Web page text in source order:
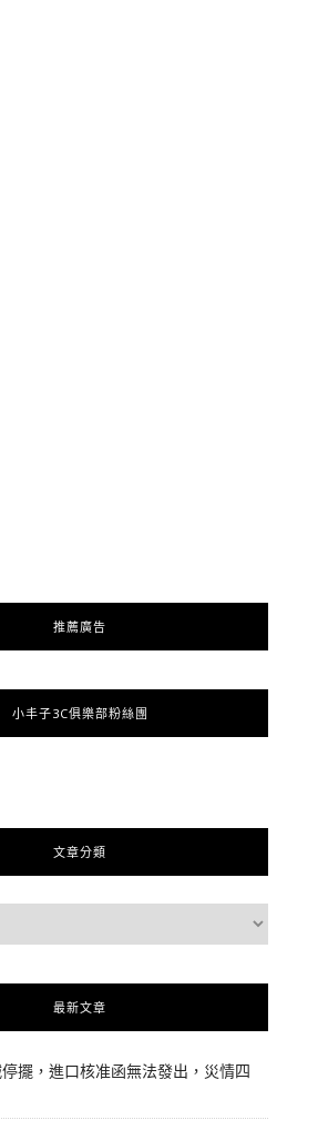
推薦廣告
小丰子3C俱樂部粉絲團
文章分類
最新文章
擺，進口核准函無法發出，災情四